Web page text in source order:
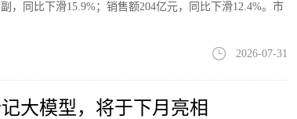
，同比下滑15.9%；销售额204亿元，同比下滑12.4%。市
2026-07-31
大模型，将于下月亮相